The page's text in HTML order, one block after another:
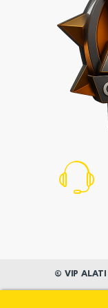
© VIP ALATI